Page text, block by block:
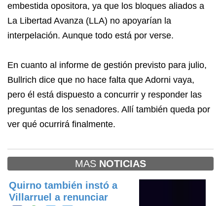
embestida opositora, ya que los bloques aliados a
La Libertad Avanza (LLA) no apoyarían la
interpelación. Aunque todo está por verse.
En cuanto al informe de gestión previsto para julio,
Bullrich dice que no hace falta que Adorni vaya,
pero él está dispuesto a concurrir y responder las
preguntas de los senadores. Allí también queda por
ver qué ocurrirá finalmente.
MAS NOTICIAS
Quirno también instó a
Villarruel a renunciar